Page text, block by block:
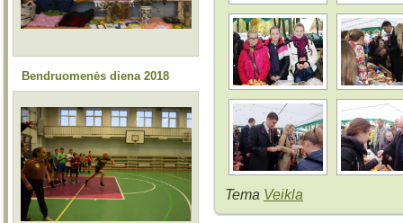
Bendruomenės diena 2018
Tema Veikla